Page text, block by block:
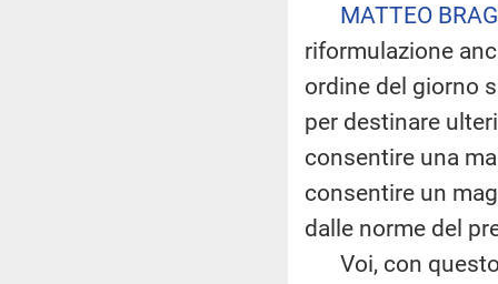
MATTEO
riformulazione
ordine del giorno
per destinare
consentire una
consentire un
dalle norme del
Voi, con questo